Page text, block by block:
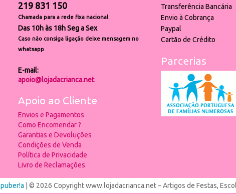
219 831 150
Chamada para a rede fixa nacional
Das 10h às 18h Seg a Sex
Caso não consiga ligação deixe mensagem no
whatsapp
E-mail:
apoio@lojadacrianca.net
Apoio ao Cliente
Envios e Pagamentos
Como Encomendar ?
Garantias e Devoluções
Condições de Venda
Política de Privacidade
Livro de Reclamações
Transferência Bancária
Envio à Cobrança
Paypal
Cartão de Crédito
Parcerias
puber!a | © 2026 Copyright www.lojadacrianca.net – Artigos de Festas,